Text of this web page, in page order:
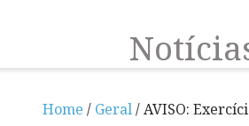
Home / Geral/ AVISO: